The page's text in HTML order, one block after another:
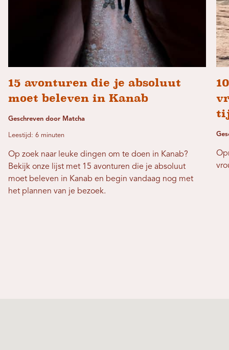
15 avonturen die je absoluut
moet beleven in Kanab
Geschreven door Matcha
Leestijd: 6 minuten
Op zoek naar leuke dingen om te doen in Kanab?
Bekijk onze lijst met 15 avonturen die je absoluut
moet beleven in Kanab en begin vandaag nog met
het plannen van je bezoek.